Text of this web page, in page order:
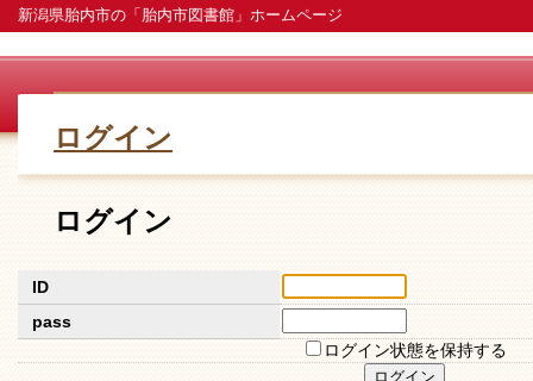
新潟県胎内市の「胎内市図書館」ホームページ
ログイン
ログイン
ID
pass
ログイン状態を保持する